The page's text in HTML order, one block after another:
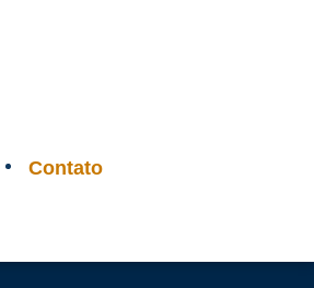
Contato